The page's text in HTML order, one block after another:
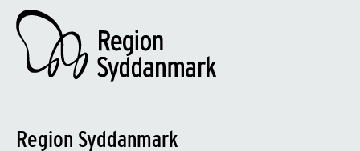
Region Syddanmark